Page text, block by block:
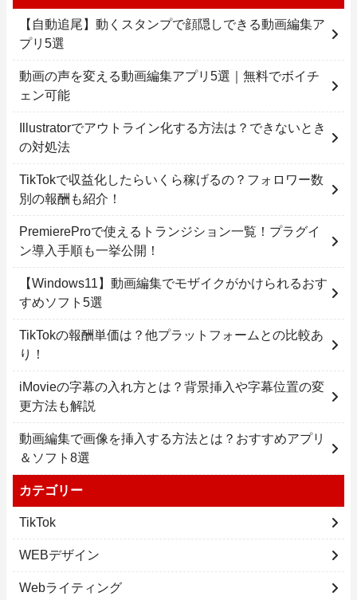
【自動追尾】動くスタンプで顔隠しできる動画編集ア
プリ5選
動画の声を変える動画編集アプリ5選｜無料でボイチ
ェン可能
Illustratorでアウトライン化する方法は？できないとき
の対処法
TikTokで収益化したらいくら稼げるの？フォロワー数
別の報酬も紹介！
PremiereProで使えるトランジション一覧！プラグイ
ン導入手順も一挙公開！
【Windows11】動画編集でモザイクがかけられるおす
すめソフト5選
TikTokの報酬単価は？他プラットフォームとの比較あ
り！
iMovieの字幕の入れ方とは？背景挿入や字幕位置の変
更方法も解説
動画編集で画像を挿入する方法とは？おすすめアプリ
＆ソフト8選
カテゴリー
TikTok
WEBデザイン
Webライティング